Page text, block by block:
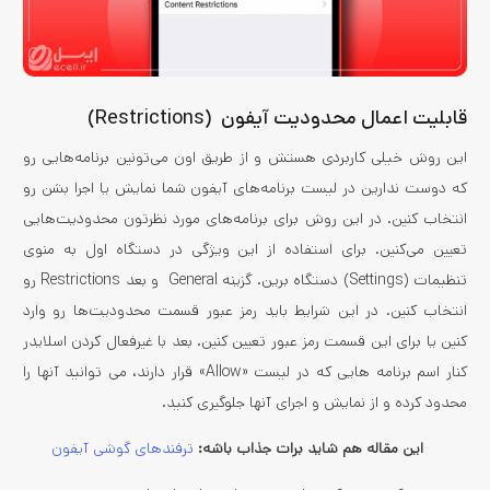
قابلیت اعمال محدودیت آیفون (Restrictions)
این روش خیلی کاربردی هستش و از طریق اون می‌تونین برنامه‌هایی رو
که دوست ندارین در لیست برنامه‌های آیفون شما نمایش یا اجرا بشن رو
انتخاب کنین. در این روش برای برنامه‌های مورد نظرتون محدودیت‌هایی
تعیین می‌کنین. برای استفاده از این ویژگی در دستگاه اول به منوی
تنظیمات (Settings) دستگاه برین. گزینه General و بعد Restrictions رو
انتخاب کنین. در این شرایط باید رمز عبور قسمت محدودیت‌ها رو وارد
کنین یا برای این قسمت رمز عبور تعیین کنین. بعد با غیرفعال کردن اسلایدر
کنار اسم برنامه هایی که در لیست «Allow» قرار دارند، می توانید آنها را
محدود کرده و از نمایش و اجرای آنها جلوگیری کنید.
این مقاله هم شاید برات جذاب باشه: ترفندهای گوشی آیفون